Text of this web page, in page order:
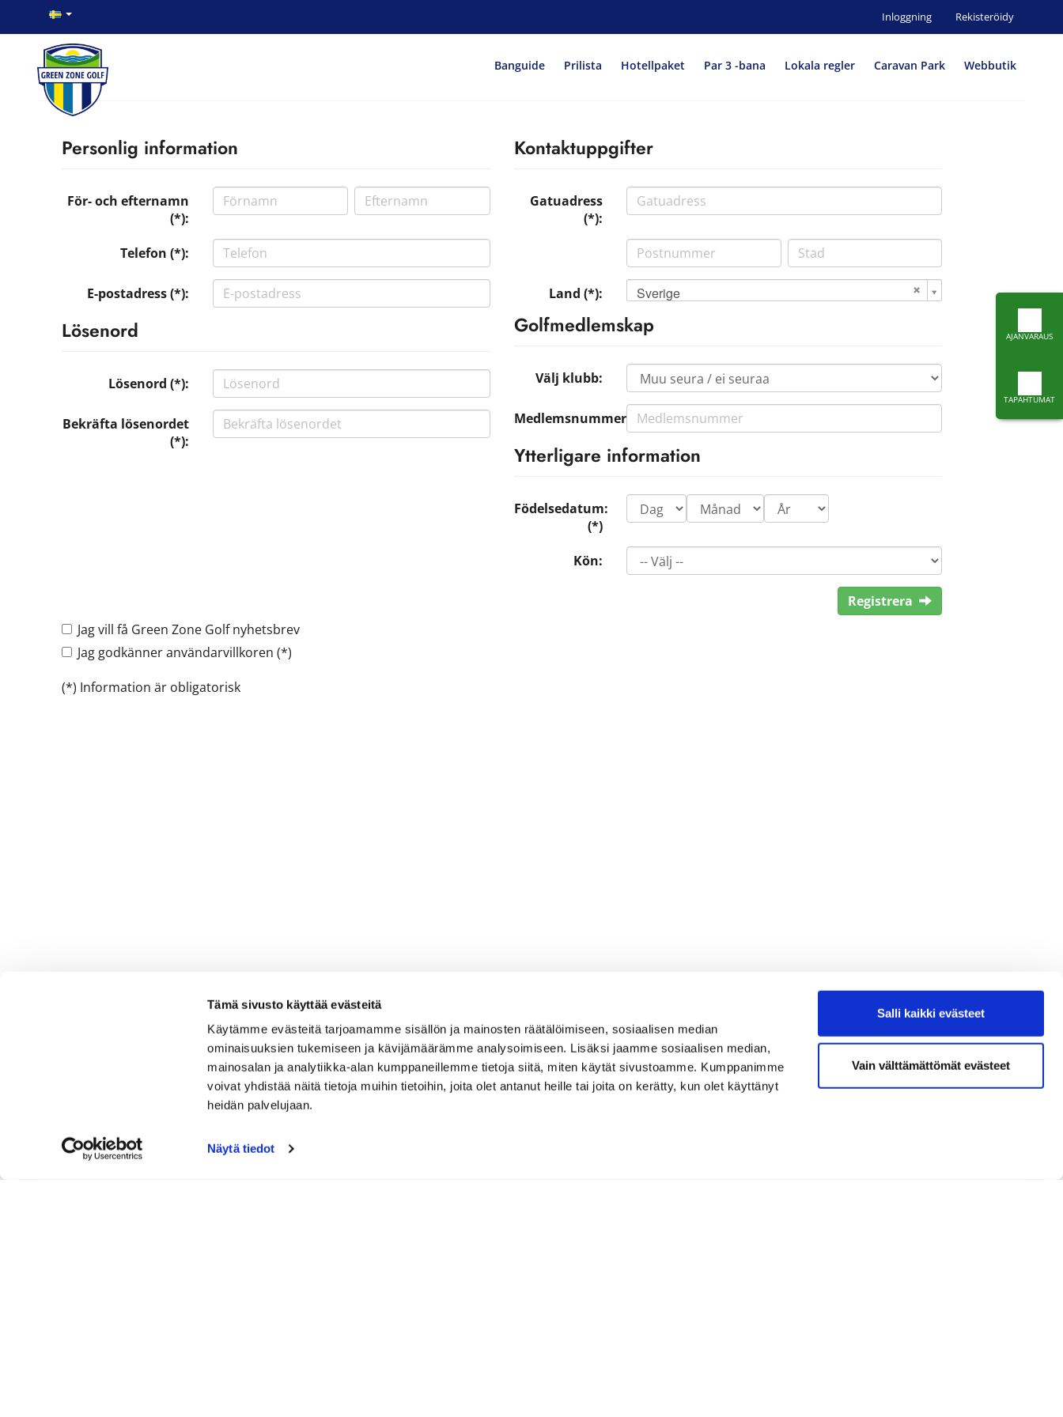
Tämä sivusto käyttää evästeitä
Käytämme evästeitä tarjoamamme sisällön ja mainosten räätälöimiseen, sosiaalisen median
ominaisuuksien tukemiseen ja kävijämäärämme analysoimiseen. Lisäksi jaamme sosiaalisen median,
mainosalan ja analytiikka-alan kumppaneillemme tietoja siitä, miten käytät sivustoamme. Kumppanimme
voivat yhdistää näitä tietoja muihin tietoihin, joita olet antanut heille tai joita on kerätty, kun olet käyttänyt
heidän palvelujaan.
Näytä tiedot
Salli kaikki evästeet
Vain välttämättömät evästeet
Inloggning Rekisteröidy
Banguide Prilista Hotellpaket Par 3 -bana Lokala regler Caravan Park Webbutik
AJANVARAUS
TAPAHTUMAT
Personlig information
För- och efternamn
(*):
Telefon (*):
E-postadress (*):
Lösenord
Lösenord (*):
Bekräfta lösenordet
(*):
Kontaktuppgifter
Gatuadress
(*):
Land (*): Sverige
Golfmedlemskap
Välj klubb:
Medlemsnummer:
Ytterligare information
Födelsedatum:
(*)
Kön:
Registrera
Jag vill få Green Zone Golf nyhetsbrev
Jag godkänner användarvillkoren (*)
(*) Information är obligatorisk